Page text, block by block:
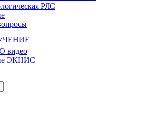
РЛС
видео
ЭКНИС